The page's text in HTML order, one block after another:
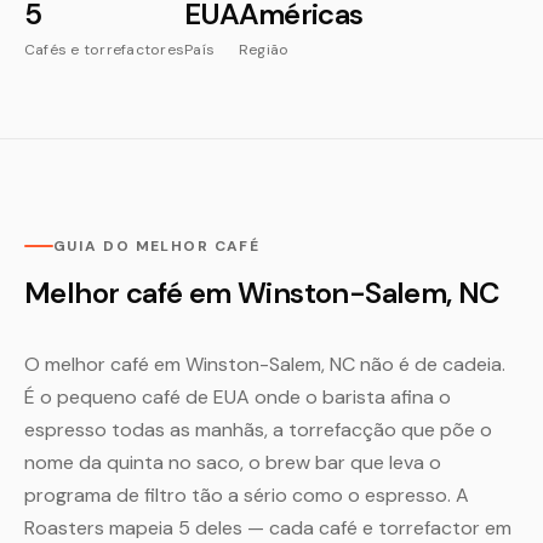
5
Cafés e torrefactores
EUA
País
Américas
Região
GUIA DO MELHOR CAFÉ
Melhor café em Winston-Salem, NC
O melhor café em Winston-Salem, NC não é de cadeia.
É o pequeno café de EUA onde o barista afina o
espresso todas as manhãs, a torrefacção que põe o
nome da quinta no saco, o brew bar que leva o
programa de filtro tão a sério como o espresso. A
Roasters mapeia 5 deles — cada café e torrefactor em